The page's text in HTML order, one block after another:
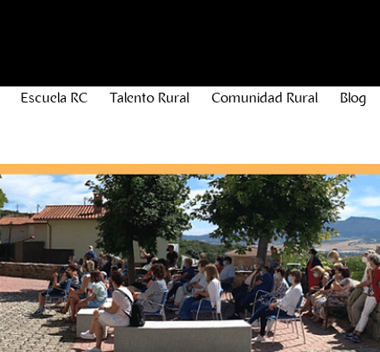
Escuela RC Talento Rural Comunidad Rural Blog